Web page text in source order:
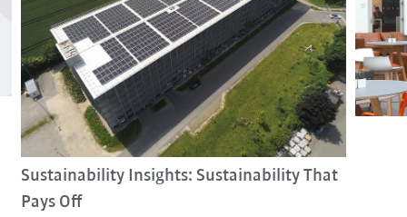
Sustainability Insights: Sustainability That
Pays Off